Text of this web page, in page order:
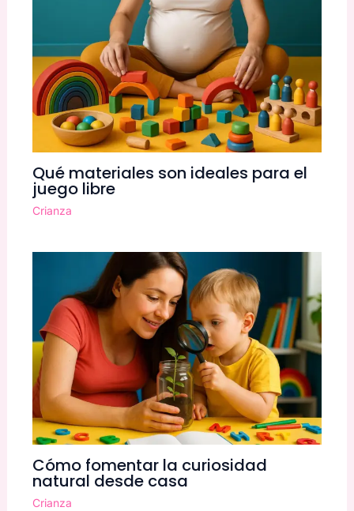
Qué materiales son ideales para el
juego libre
Crianza
Cómo fomentar la curiosidad
natural desde casa
Crianza